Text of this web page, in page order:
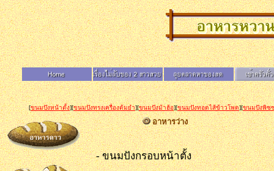
[ขนมปังหน้าตั้ง][ขนมปังทรงเครื่องต้มยำ][ขนมปังม้าฮ้อ][ขนมปังทอดไส้ข้าวโพด][ขนมปังพิซ
อาหารว่าง
- ขนมปังกรอบหน้าตั้ง